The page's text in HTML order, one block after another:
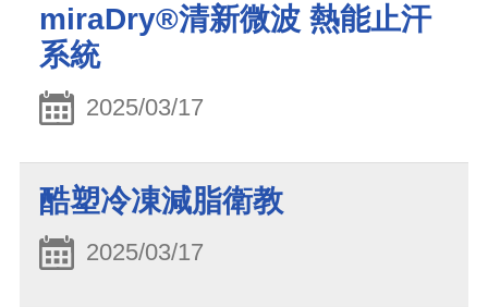
miraDry®清新微波 熱能止汗
系統
2025/03/17
酷塑冷凍減脂衛教
2025/03/17